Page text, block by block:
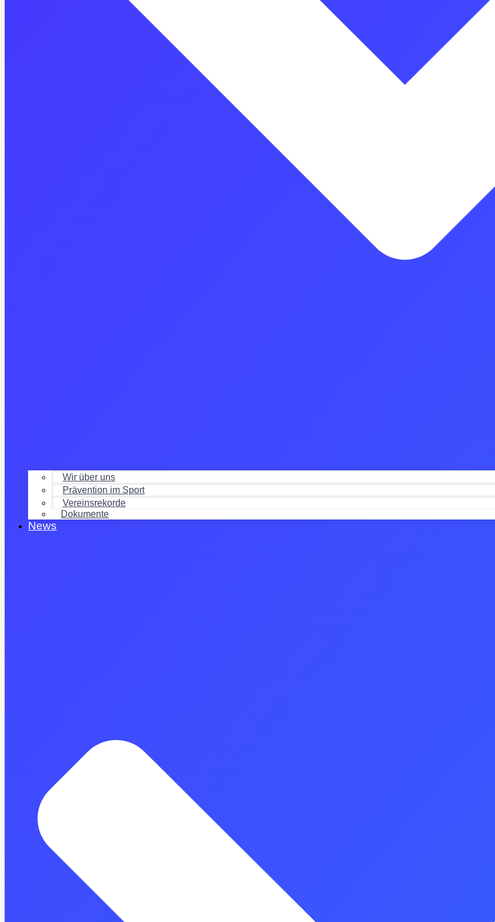
Wir über uns
Prävention im Sport
Vereinsrekorde
Dokumente
News